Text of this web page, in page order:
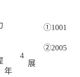
4
年
①1001英
②2005现
展